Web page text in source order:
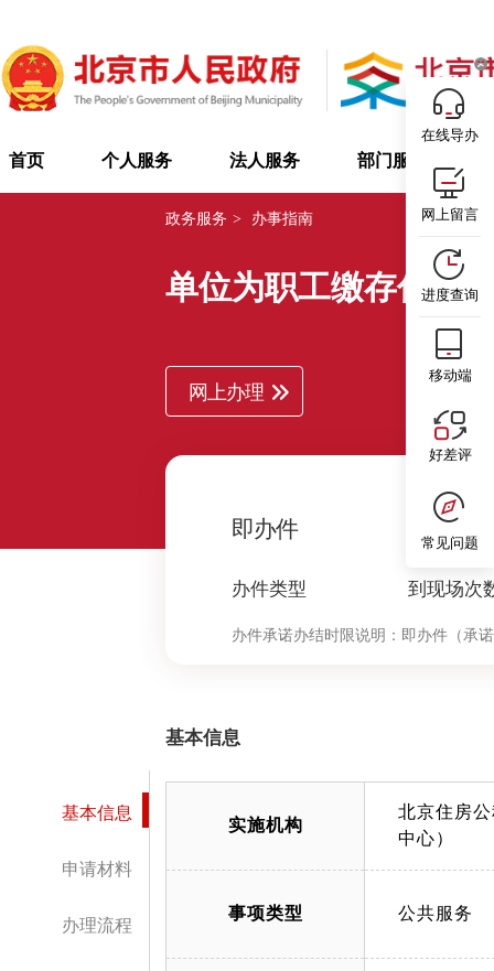
首页 个人服务 法人服务 部门服务
政务服务 > 办事指南
单位为职工缴存住房
网上办理
即办件
办件类型
0
到现场次
办件承诺办结时限说明： 即办件（承
基本信息
申请材料
办理流程
基本信息
实施机构
北京住房
中心）
事项类型 公共服务
在线导办
网上留言
进度查询
移动端
好差评
常见问题